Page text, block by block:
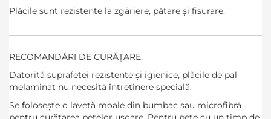
Plăcile sunt rezistente la zgâriere, pătare și fisurare.
RECOMANDĂRI DE CURĂȚARE:
Datorită suprafeței rezistente și igienice, plăcile de pal
melaminat nu necesită întreținere specială.
Se folosește o lavetă moale din bumbac sau microfibră